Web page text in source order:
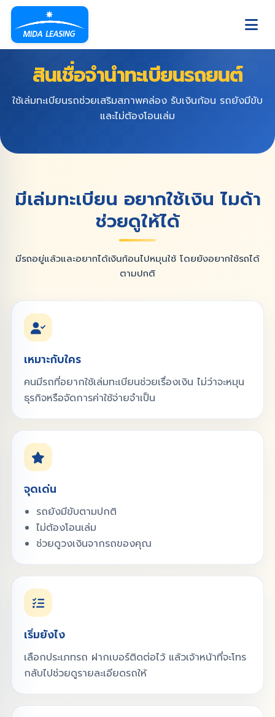
สินเชื่อจำนำทะเบียนรถยนต์
ใช้เล่มทะเบียนรถช่วยเสริมสภาพคล่อง รับเงินก้อน รถยังมีขับ
และไม่ต้องโอนเล่ม
มีเล่มทะเบียน อยากใช้เงิน ไมด้า
ช่วยดูให้ได้
มีรถอยู่แล้วและอยากได้เงินก้อนไปหมุนใช้ โดยยังอยากใช้รถได้
ตามปกติ
เหมาะกับใคร
คนมีรถที่อยากใช้เล่มทะเบียนช่วยเรื่องเงิน ไม่ว่าจะหมุน
ธุรกิจหรือจัดการค่าใช้จ่ายจำเป็น
จุดเด่น
รถยังมีขับตามปกติ
ไม่ต้องโอนเล่ม
ช่วยดูวงเงินจากรถของคุณ
เริ่มยังไง
เลือกประเภทรถ ฝากเบอร์ติดต่อไว้ แล้วเจ้าหน้าที่จะโทร
กลับไปช่วยดูรายละเอียดรถให้